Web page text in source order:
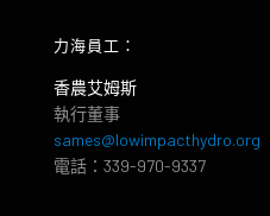
力海員工：
香農艾姆斯
執行董事
sames@lowimpacthydro.org
電話：339-970-9337